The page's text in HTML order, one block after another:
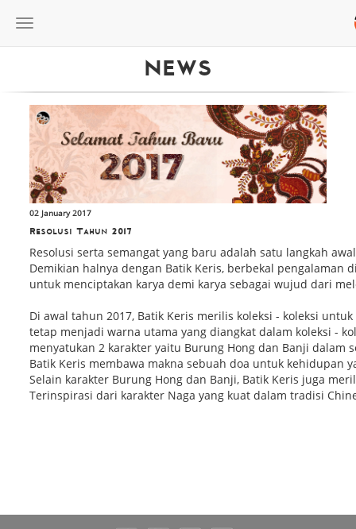
Toggle
NEWS
02 January 2017
Resolusi Tahun 2017
Resolusi serta semangat yang baru adalah satu langkah
Demikian halnya dengan Batik Keris, berbekal pengalaman
untuk menciptakan karya demi karya sebagai wujud dari
Di awal tahun 2017, Batik Keris merilis koleksi - koleksi untuk
tetap menjadi warna utama yang diangkat dalam koleksi -
menyatukan 2 karakter yaitu Burung Hong dan Banji dalam
Batik Keris membawa makna sebuah doa untuk kehidupan
Selain karakter Burung Hong dan Banji, Batik Keris juga
Terinspirasi dari karakter Naga yang kuat dalam tradisi